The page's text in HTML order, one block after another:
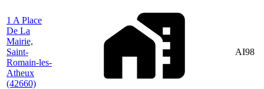
1 A Place
De La
Mairie,
Saint-
Romain-les-
Atheux
(42660)
AI98